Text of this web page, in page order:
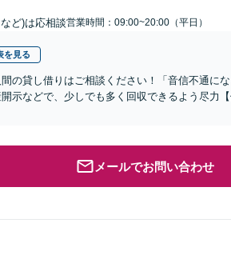
ど)は応相談営業時間：09:00~20:00（平日）
を見る
の貸し借りはご相談ください！「音信不通に
示などで、少しでも多く回収できるよう尽力
メールでお問い合わせ